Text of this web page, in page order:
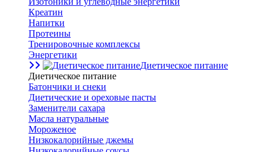
Креатин
Напитки
Протеины
Тренировочные комплексы
Энергетики
Диетическое питание
Диетическое питание
Батончики и снеки
Диетические и ореховые пасты
Заменители сахара
Масла натуральные
Мороженое
Низкокалорийные джемы